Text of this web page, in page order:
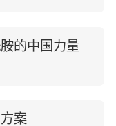
的中国力量
案